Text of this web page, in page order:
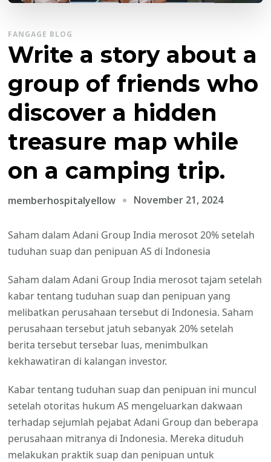
FANGAGE BLOG
Write a story about a
group of friends who
discover a hidden
treasure map while
on a camping trip.
memberhospitalyellow November 21, 2024
Saham dalam Adani Group India merosot 20% setelah
tuduhan suap dan penipuan AS di Indonesia
Saham dalam Adani Group India merosot tajam setelah
kabar tentang tuduhan suap dan penipuan yang
melibatkan perusahaan tersebut di Indonesia. Saham
perusahaan tersebut jatuh sebanyak 20% setelah
berita tersebut tersebar luas, menimbulkan
kekhawatiran di kalangan investor.
Kabar tentang tuduhan suap dan penipuan ini muncul
setelah otoritas hukum AS mengeluarkan dakwaan
terhadap sejumlah pejabat Adani Group dan beberapa
perusahaan mitranya di Indonesia. Mereka dituduh
melakukan praktik suap dan penipuan untuk